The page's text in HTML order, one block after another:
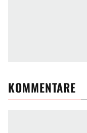
KOMMENTARE